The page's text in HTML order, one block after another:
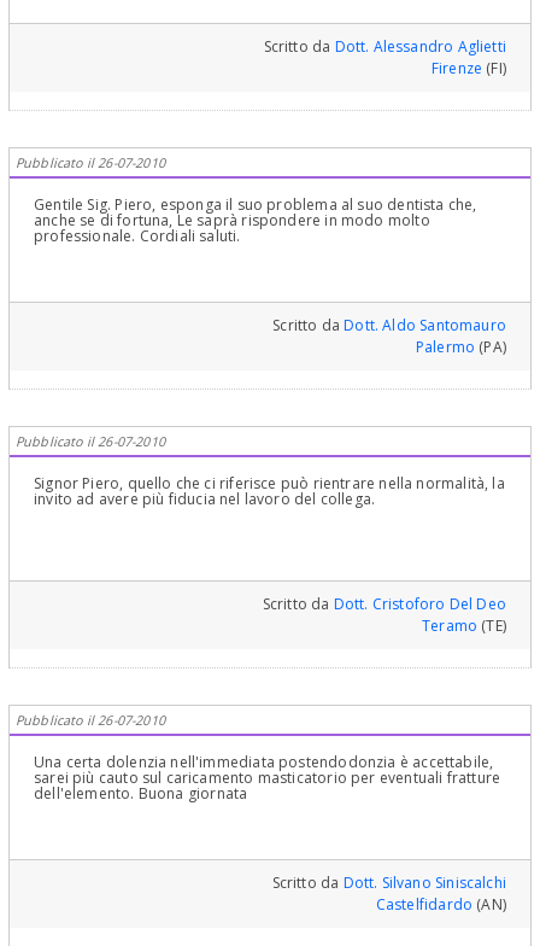
Scritto da Dott. Alessandro Aglietti
Firenze (FI)
Pubblicato il 26-07-2010
Gentile Sig. Piero, esponga il suo problema al suo dentista che,
anche se di fortuna, Le saprà rispondere in modo molto
professionale. Cordiali saluti.
Scritto daDott. Aldo Santomauro
Palermo (PA)
Pubblicato il 26-07-2010
Signor Piero, quello che ci riferisce può rientrare nella normalità, la
invito ad avere più fiducia nel lavoro del collega.
Scritto da Dott. Cristoforo Del Deo
Teramo (TE)
Pubblicato il 26-07-2010
Una certa dolenzia nell'immediata postendodonzia è accettabile,
sarei più cauto sul caricamento masticatorio per eventuali fratture
dell'elemento. Buona giornata
Scritto da Dott. Silvano Siniscalchi
Castelfidardo (AN)